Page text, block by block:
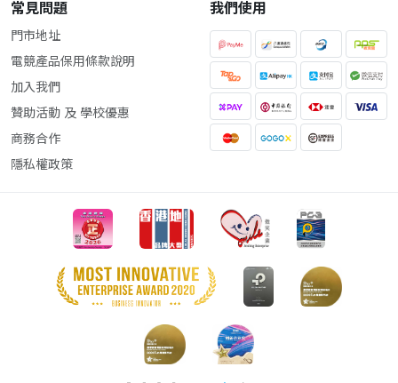
常見問題
門市地址
電競產品保用條款說明
加入我們
贊助活動 及 學校優惠
商務合作
隱私權政策
我們使用